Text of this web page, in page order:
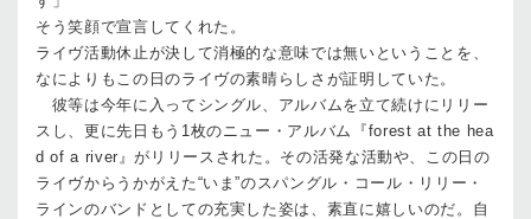
そう笑顔で宣言してくれた。
ライヴ活動休止が決して消極的な意味では無いということを、
なによりもこの日のライヴの素晴らしさが証明していた。
彼等は今年に入ってシングル、アルバムを立て続けにリリー
スし、更に先日もう1枚のニュー・アルバム『forest at the hea
d of a river』がリリースされた。その活発な活動や、この日の
ライヴからうかがえた“いま”のスパングル・コール・リリー・
ラインのバンドとしての充実した姿は、素直に嬉しいのだ。自